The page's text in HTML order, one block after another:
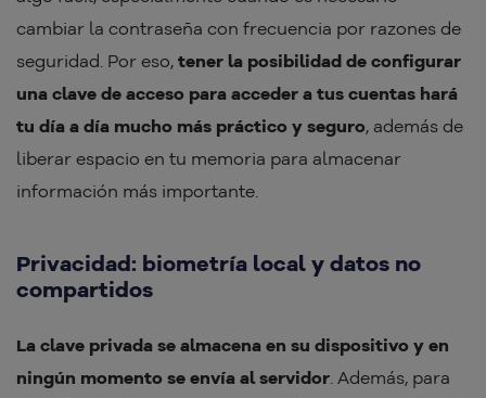
cambiar la contraseña con frecuencia por razones de
seguridad. Por eso, tener la posibilidad de configurar
una clave de acceso para acceder a tus cuentas hará
tu día a día mucho más práctico y seguro, además de
liberar espacio en tu memoria para almacenar
información más importante.
Privacidad: biometría local y datos no
compartidos
La clave privada se almacena en su dispositivo y en
ningún momento se envía al servidor. Además, para